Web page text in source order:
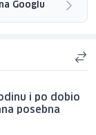
Googlu
i po dobio
posebna